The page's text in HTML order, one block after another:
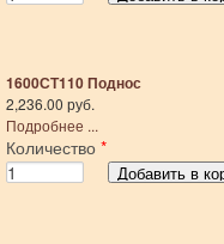
1600СТ110 Поднос
2,236.00 руб.
Подробнее ...
Количество *